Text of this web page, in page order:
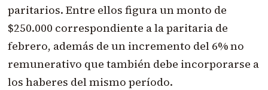
paritarios. Entre ellos figura un monto de
$250.000 correspondiente a la paritaria de
febrero, además de un incremento del 6% no
remunerativo que también debe incorporarse a
los haberes del mismo período.